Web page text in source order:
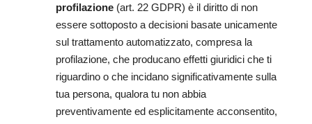
profilazione (art. 22 GDPR) è il diritto di non
essere sottoposto a decisioni basate unicamente
sul trattamento automatizzato, compresa la
profilazione, che producano effetti giuridici che ti
riguardino o che incidano significativamente sulla
tua persona, qualora tu non abbia
preventivamente ed esplicitamente acconsentito,